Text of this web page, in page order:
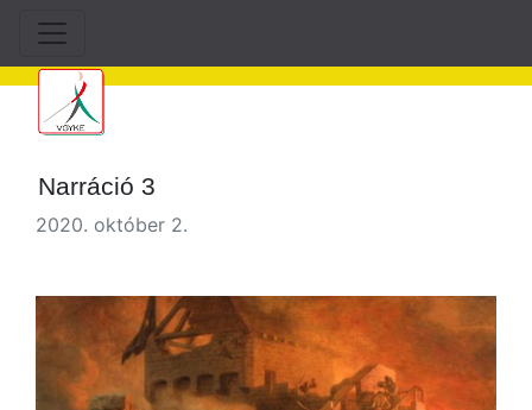
Narráció 3
2020. október 2.